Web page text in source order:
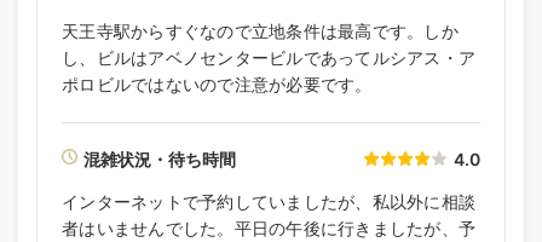
天王寺駅からすぐなので立地条件は最高です。しか
し、ビルはアベノセンタービルであってルシアス・ア
ポロビルではないので注意が必要です。
混雑状況・待ち時間 4.0
インターネットで予約していましたが、私以外に相談
者はいませんでした。平日の午後に行きましたが、予